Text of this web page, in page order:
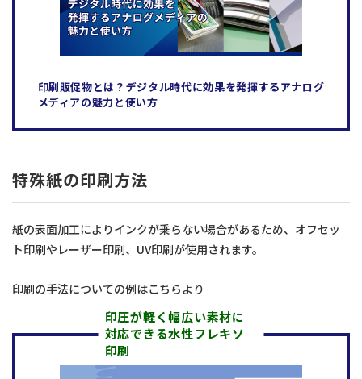
印刷販促物とは？デジタル時代に効果を発揮するアナログ
メディアの魅力と使い方
特殊紙の印刷方法
紙の表面加工によりインクが乗らない場合があるため、オフセッ
ト印刷やレーザー印刷、UV印刷が使用されます。
印刷の手法についての例はこちらより
印圧が軽く幅広い素材に
対応できる水性フレキソ
印刷